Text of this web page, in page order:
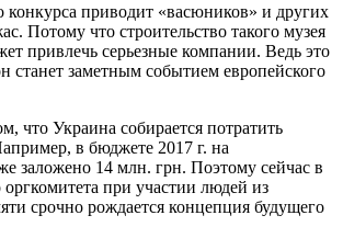
конкурса приводит «васюников» и других
Потому что строительство такого музея
привлечь серьезные компании. Ведь это
станет заметным событием европейского
что Украина собирается потратить
в бюджете 2017 г. на
заложено 14 млн. грн. Поэтому сейчас в
оргкомитета при участии людей из
срочно рождается концепция будущего